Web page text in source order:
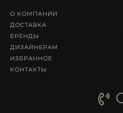
О КОМПАНИИ
ДОСТАВКА
БРЕНДЫ
ДИЗАЙНЕРАМ
ИЗБРАННОЕ
КОНТАКТЫ